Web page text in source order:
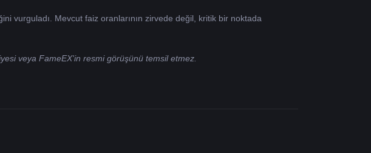
vurguladı. Mevcut faiz oranlarının zirvede değil, kritik bir noktada
veya FameEX'in resmi görüşünü temsil etmez.